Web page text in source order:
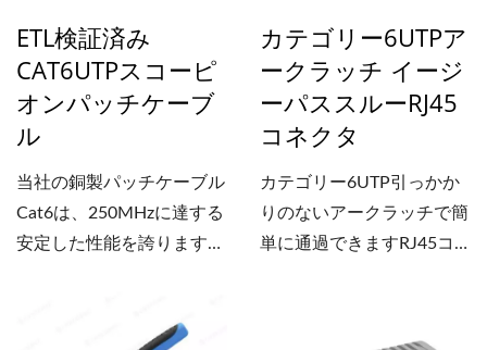
ETL検証済み
CAT6UTPスコーピ
オンパッチケーブ
ル
当社の銅製パッチケーブル
Cat6は、250MHzに達する
安定した性能を誇ります。
り、ユーザーは7色でアプ
カテゴリー6UTPア
ークラッチ イージ
ーパススルーRJ45
コネクタ
カテゴリー6UTP引っかか
りのないアークラッチで簡
単に通過できますRJ45コ